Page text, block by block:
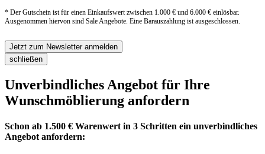
* Der Gutschein ist für einen Einkaufswert zwischen 1.000 € und 6.000 € einlösbar.
Ausgenommen hiervon sind Sale Angebote. Eine Barauszahlung ist ausgeschlossen.
Jetzt zum Newsletter anmelden
schließen
Unverbindliches Angebot für Ihre
Wunschmöblierung anfordern
Schon ab 1.500 € Warenwert in 3 Schritten ein unverbindliches
Angebot anfordern: